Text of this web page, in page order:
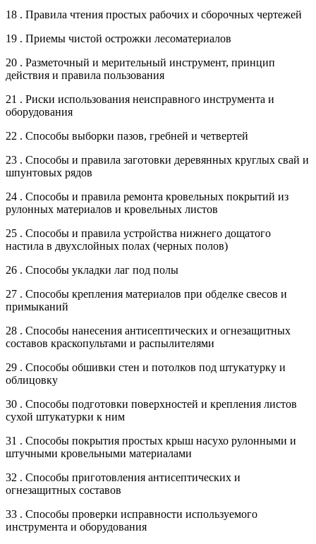
18 . Правила чтения простых рабочих и сборочных чертежей
19 . Приемы чистой острожки лесоматериалов
20 . Разметочный и мерительный инструмент, принцип
действия и правила пользования
21 . Риски использования неисправного инструмента и
оборудования
22 . Способы выборки пазов, гребней и четвертей
23 . Способы и правила заготовки деревянных круглых свай и
шпунтовых рядов
24 . Способы и правила ремонта кровельных покрытий из
рулонных материалов и кровельных листов
25 . Способы и правила устройства нижнего дощатого
настила в двухслойных полах (черных полов)
26 . Способы укладки лаг под полы
27 . Способы крепления материалов при обделке свесов и
примыканий
28 . Способы нанесения антисептических и огнезащитных
составов краскопультами и распылителями
29 . Способы обшивки стен и потолков под штукатурку и
облицовку
30 . Способы подготовки поверхностей и крепления листов
сухой штукатурки к ним
31 . Способы покрытия простых крыш насухо рулонными и
штучными кровельными материалами
32 . Способы приготовления антисептических и
огнезащитных составов
33 . Способы проверки исправности используемого
инструмента и оборудования